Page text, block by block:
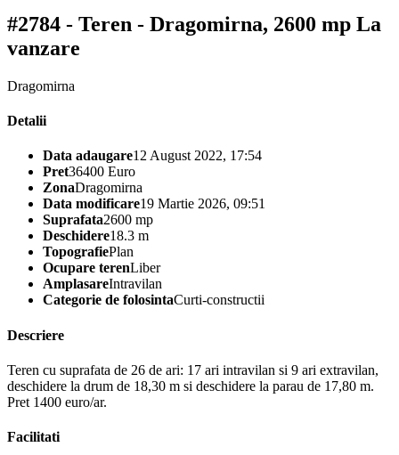
#2784 - Teren - Dragomirna, 2600 mp La
vanzare
Dragomirna
Detalii
Data adaugare12 August 2022, 17:54
Pret36400 Euro
ZonaDragomirna
Data modificare19 Martie 2026, 09:51
Suprafata2600 mp
Deschidere18.3 m
TopografiePlan
Ocupare terenLiber
AmplasareIntravilan
Categorie de folosintaCurti-constructii
Descriere
Teren cu suprafata de 26 de ari: 17 ari intravilan si 9 ari extravilan,
deschidere la drum de 18,30 m si deschidere la parau de 17,80 m.
Pret 1400 euro/ar.
Facilitati